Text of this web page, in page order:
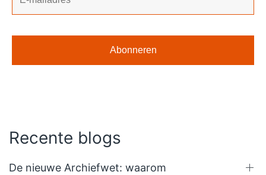
Recente blogs
De nieuwe Archiefwet: waarom